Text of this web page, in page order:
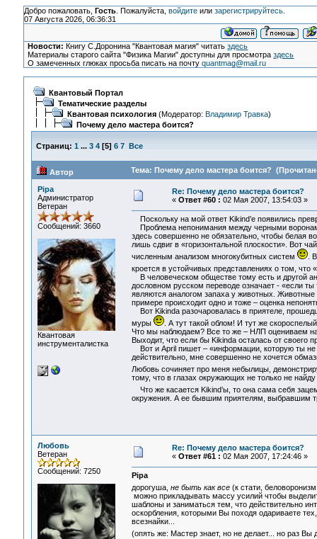
Добро пожаловать, Гость. Пожалуйста, войдитеили зарегистрируйтесь.
07 Августа 2026, 06:36:31
Новости: Книгу С.Доронина "Квантовая магия" читатьздесь
Материалы старого сайта "Физика Магии" доступны для просмотраздесь
О замеченных глюках просьба писать на почтуquantmag@mail.ru
Квантовый Портал
Тематические разделы
Квантовая психология(Модератор: Владимир Травка)
Почему дело мастера боится?
Страниц: 1 ... 3 4[5] 6 7 Все
Автор Тема: Почему дело мастера боится?
Pipa
Администратор
Ветеран
Сообщений: 3660
Квантовая
инструменталистка
Re: Почему дело мастера боится?
« Ответ #60 : 02 Мая 2007, 13:54:03 »
Поскольку на мой ответ Kikind’е появились
Проблема непонимания между черными
здесь совершенно не обязательно, чтобы белая
лишь сдвиг в «горизонтальной плоскости». Вот
численным анализом многокубитных систем
.
кроется в устойчивых представлениях о том,
В человеческом обществе тому есть и другой
дословном русском переводе означает - «если ты
являются аналогом запаха у животных.
примере происходит одно и тоже – оценка
Вот Kikinda разочаровалась в приятеле,
муры
. А тут такой облом! И тут же
Что мы наблюдаем? Все то же – НЛП оцениваем
Выходит, что если бы Kikinda осталась от своего
Вот и April пишет – «информации, которую ты не
действительно, мне совершенно не хочется
Любовь сочиняет про меня небылицы,
тому, что в глазах окружающих не только не
Что же касается Kikind’ы, то она сама себя
окружения. А ее бывшим приятелям, выбравшим
Любовь
Ветеран
Сообщений: 7250
Re: Почему дело мастера боится?
« Ответ #61 : 02 Мая 2007, 17:24:46 »
Pipa
дорогуша, не быть как все(к стати,
можно прикладывать массу усилий чтобы
шаблоны и заниматься тем, что действительно
оскорбления, которыми Вы походя одариваете
всезнайки...
(опять же: Мастер знает, но не делает... но раз Вы